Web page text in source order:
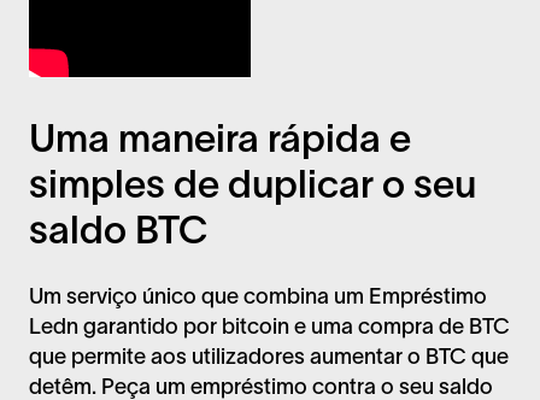
Uma maneira rápida e
simples de duplicar o seu
saldo BTC
Um serviço único que combina um Empréstimo
Ledn garantido por bitcoin e uma compra de BTC
que permite aos utilizadores aumentar o BTC que
detêm. Peça um empréstimo contra o seu saldo